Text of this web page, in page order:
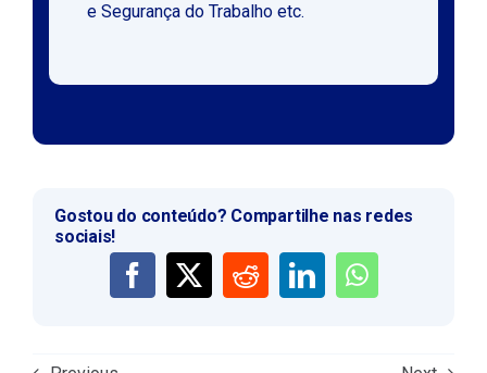
e Segurança do Trabalho etc.
Gostou do conteúdo? Compartilhe nas redes
sociais!